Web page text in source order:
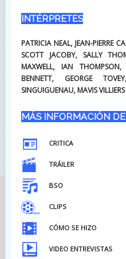
INTÉRPRETES
PATRICIA NEAL, JEAN-PIERRE
SCOTT JACOBY, SALLY
MAXWELL, IAN THOMPSON,
BENNETT, GEORGE
SINGUIGUENAU, MAVIS VILLIERS
MÁS INFORMACIÓN
CRITICA
TRÁILER
BSO
CLIPS
CÓMO SE HIZO
VIDEO ENTREVISTAS